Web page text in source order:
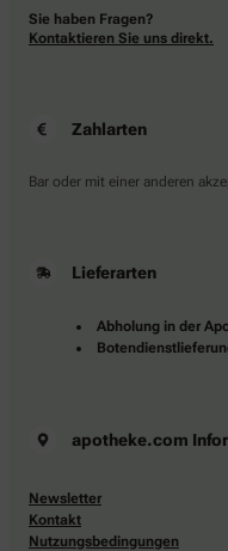
Sie haben Fragen?
Kontaktieren Sie uns direkt.
Zahlarten
Bar oder mit einer anderen
Lieferarten
Abholung in der
apotheke.com
Newsletter
Kontakt
Nutzungsbedingungen